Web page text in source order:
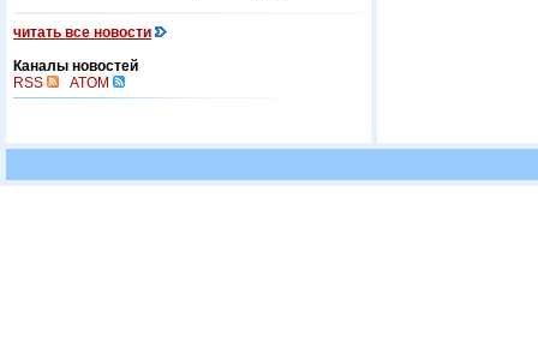
читать все новости
Каналы новостей
RSS
ATOM